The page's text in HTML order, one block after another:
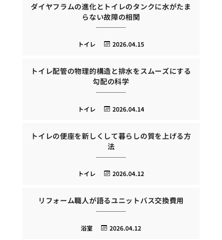
ダイヤフラムの進化とトイレのタンクに水がたま
らない故障の相関
2026.04.15
トイレ
トイレ配管の物理的構造と排水をスムーズにする
勾配の科学
2026.04.14
トイレ
トイレの便座を新しくして暮らしの質を上げる方
法
2026.04.12
トイレ
リフォーム職人が語るユニットバス交換費用
2026.04.12
浴室